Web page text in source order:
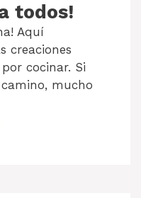
todos!
Aquí
creaciones
cocinar. Si
mucho